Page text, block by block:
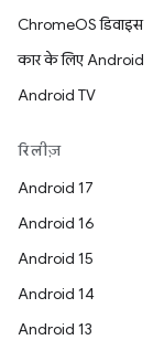
ChromeOS डिवाइस
कार के लिए Android
Android TV
रिलीज़
Android 17
Android 16
Android 15
Android 14
Android 13